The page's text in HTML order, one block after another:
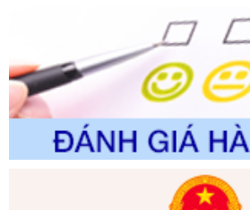
đổi, bổ sung và phê duyệt Quy trình
trong giải quyết thủtục hành chính
thuộc phạm vi giải quyết của Sở
trường
Ngày ban hành: 01/06/2026
Số kí hiệu: 2300/QĐ-UBND
Tên: V/v công bố danh mục thủ tục
đổi, bổ sung và phê duyệt quy trình
giải quyết thủ tục hành chính trong
phạm vi chức năng quản lý của Sở Tư